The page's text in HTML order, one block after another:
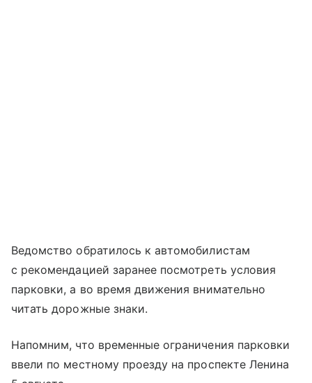
Ведомство обратилось к автомобилистам
с рекомендацией заранее посмотреть условия
парковки, а во время движения внимательно
читать дорожные знаки.
Напомним, что временные ограничения парковки
ввели по местному проезду на проспекте Ленина